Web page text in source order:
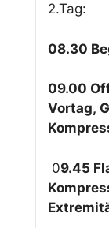
2.Tag:
08.30 Be
09.00
Vortag,
09.45